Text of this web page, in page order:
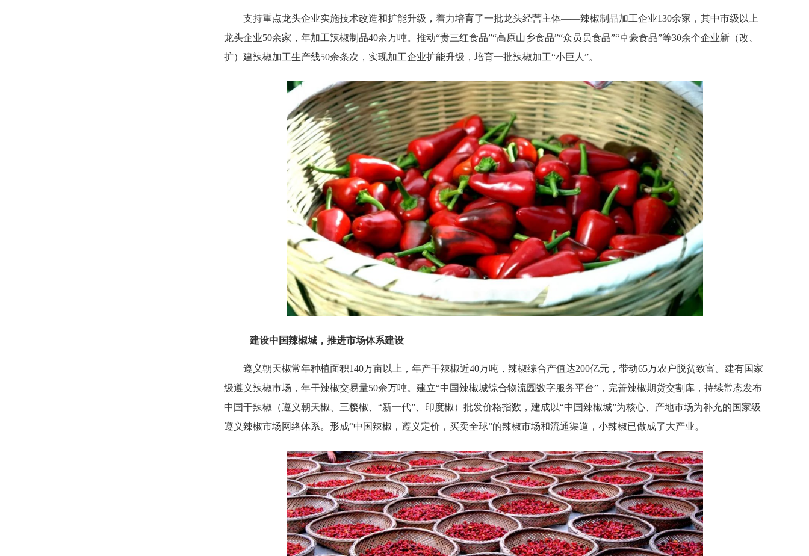
支持重点龙头企业实施技术改造和扩能升级，着力培育了一批龙头经营主体——辣椒制品加工企业130余家，其中市级以上
龙头企业50余家，年加工辣椒制品40余万吨。推动“贵三红食品”“高原山乡食品”“众员员食品”“卓豪食品”等30余个企业新（改、
扩）建辣椒加工生产线50余条次，实现加工企业扩能升级，培育一批辣椒加工“小巨人”。
建设中国辣椒城，推进市场体系建设
遵义朝天椒常年种植面积140万亩以上，年产干辣椒近40万吨，辣椒综合产值达200亿元，带动65万农户脱贫致富。建有国家
级遵义辣椒市场，年干辣椒交易量50余万吨。建立“中国辣椒城综合物流园数字服务平台”，完善辣椒期货交割库，持续常态发布
中国干辣椒（遵义朝天椒、三樱椒、“新一代” 、印度椒）批发价格指数，建成以“中国辣椒城”为核心、产地市场为补充的国家级
遵义辣椒市场网络体系。形成“中国辣椒，遵义定价，买卖全球”的辣椒市场和流通渠道，小辣椒已做成了大产业。